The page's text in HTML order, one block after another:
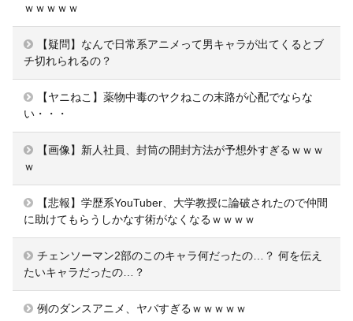
ｗｗｗｗｗ
【疑問】なんで日常系アニメって男キャラが出てくるとブ
チ切れられるの？
【ヤニねこ】薬物中毒のヤクねこの末路が心配でならな
い・・・
【画像】新人社員、封筒の開封方法が予想外すぎるｗｗｗ
ｗ
【悲報】学歴系YouTuber、大学教授に論破されたので仲間
に助けてもらうしかなす術がなくなるｗｗｗｗ
チェンソーマン2部のこのキャラ何だったの…？ 何を伝え
たいキャラだったの…？
例のダンスアニメ、ヤバすぎるｗｗｗｗｗ